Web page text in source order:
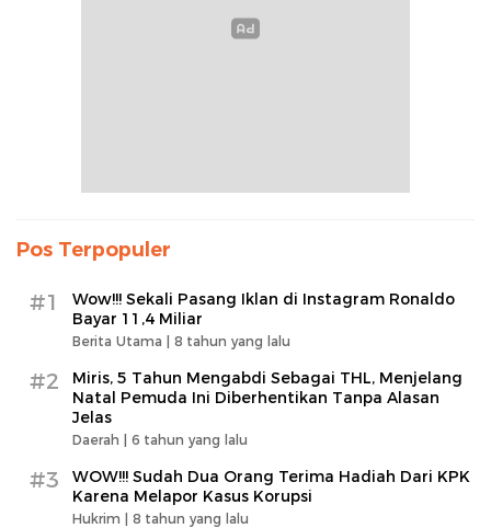
Pos Terpopuler
#1
Wow!!! Sekali Pasang Iklan di Instagram Ronaldo
Bayar 11,4 Miliar
Berita Utama | 8 tahun yang lalu
#2
Miris, 5 Tahun Mengabdi Sebagai THL, Menjelang
Natal Pemuda Ini Diberhentikan Tanpa Alasan
Jelas
Daerah | 6 tahun yang lalu
#3
WOW!!! Sudah Dua Orang Terima Hadiah Dari KPK
Karena Melapor Kasus Korupsi
Hukrim | 8 tahun yang lalu